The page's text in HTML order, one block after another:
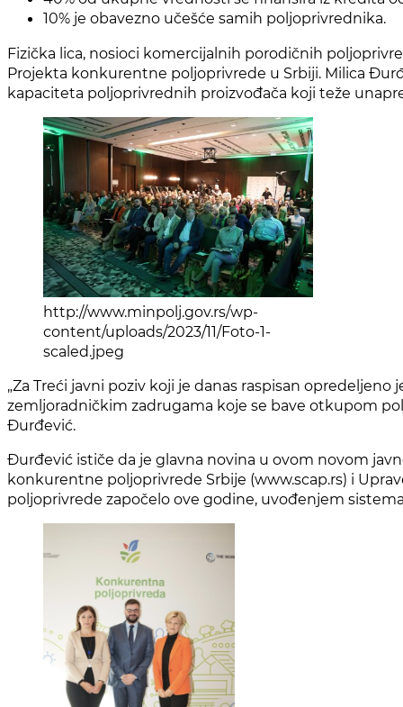
10% je obavezno učešće samih poljoprivrednika.
Fizička lica, nosioci komercijalnih porodičnih
Projekta konkurentne poljoprivrede u Srbiji. Milica
kapaciteta poljoprivrednih proizvođača koji teže
http://www.minpolj.gov.rs/wp-
content/uploads/2023/11/Foto-1-
scaled.jpeg
„Za Treći javni poziv koji je danas raspisan
zemljoradničkim zadrugama koje se bave otkupom
Đurđević.
Đurđević ističe da je glavna novina u ovom novom
konkurentne poljoprivrede Srbije (www.scap.rs) i
poljoprivrede započelo ove godine, uvođenjem